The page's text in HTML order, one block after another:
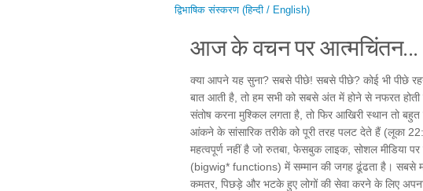
द्विभाषिक संस्करण (हिन्दी / English)
आज के वचन पर आत्मचिंतन...
क्या आपने यह सुना? सबसे पीछे! सबसे पीछे? कोई भी पीछे
बात आती है, तो हम सभी को सबसे अंत में होने से नफरत
संतोष करना मुश्किल लगता है, तो फिर आखिरी स्थान तो बहुत
आंकने के सांसारिक तरीके को पूरी तरह पलट देते हैं (लूका
महत्वपूर्ण नहीं है जो रुतबा, फेसबुक लाइक, सोशल मीडिया पर
(bigwig* functions) में सम्मान की जगह ढूंढता है। सबसे
कमतर, पिछड़े और भटके हुए लोगों की सेवा करने के लिए